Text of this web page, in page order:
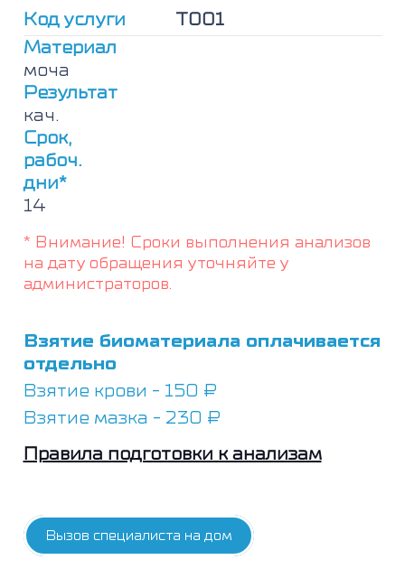
Код услуги
Т001
Материал
моча
Результат
кач.
Срок,
рабоч.
дни*
14
* Внимание! Сроки выполнения анализов
на дату обращения уточняйте у
администраторов.
Взятие биоматериала оплачивается
отдельно
Взятие крови - 150 ₽
Взятие мазка - 230 ₽
Правила подготовки к анализам
Вызов специалиста на дом
наркотических
(каннабиоидов,
кокаина,
метадона,
бензодиазепинов,
трициклических
антидепрессантов)